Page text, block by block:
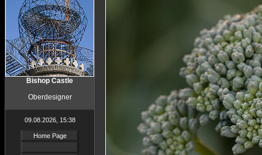
Bishop Castle
Oberdesigner
09.08.2026, 15:38
Home Page